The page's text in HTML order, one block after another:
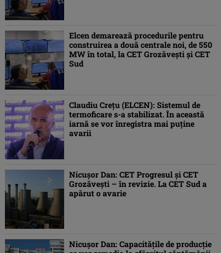
Elcen demarează procedurile pentru
construirea a două centrale noi, de 550
MW în total, la CET Grozăvești și CET
Sud
Claudiu Creţu (ELCEN): Sistemul de
termoficare s-a stabilizat. În această
iarnă se vor înregistra mai puține
avarii
Nicuşor Dan: CET Progresul şi CET
Grozăveşti – în revizie. La CET Sud a
apărut o avarie
Nicuşor Dan: Capacităţile de producţie